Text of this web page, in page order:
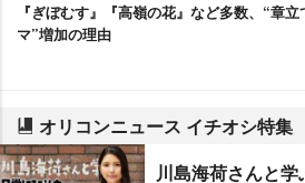
『ぎぼむす』『高嶺の花』など多数、“章立
マ”増加の理由
オリコンニュース イチオシ特集
川島海荷さんと